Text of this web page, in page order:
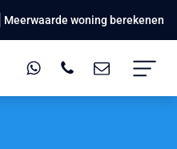
Meerwaarde woning berekenen